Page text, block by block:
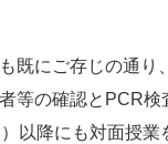
既にご存じの通り
等の確認とPCR
以降にも対面授業